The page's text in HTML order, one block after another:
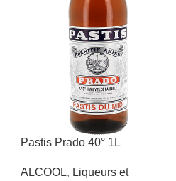
Pastis Prado 40° 1L
ALCOOL, Liqueurs et